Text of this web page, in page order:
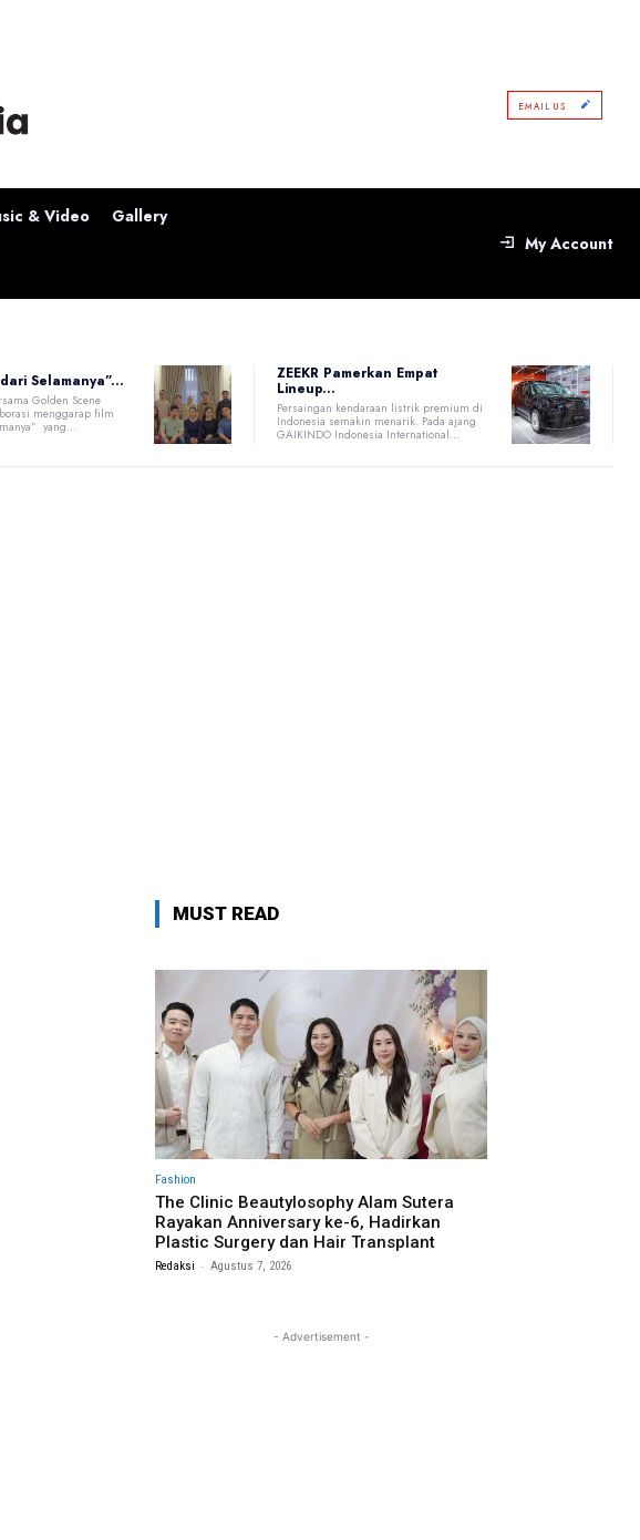
EMAIL US
& Video Gallery
My Account
Selamanya”...
Golden Scene
menggarap film
yang...
ZEEKR Pamerkan Empat
Lineup...
Persaingan kendaraan listrik premium di
Indonesia semakin menarik. Pada ajang
GAIKINDO Indonesia International...
MUST READ
Fashion
The Clinic Beautylosophy Alam Sutera
Rayakan Anniversary ke-6, Hadirkan
Plastic Surgery dan Hair Transplant
Redaksi - Agustus 7, 2026
- Advertisement -